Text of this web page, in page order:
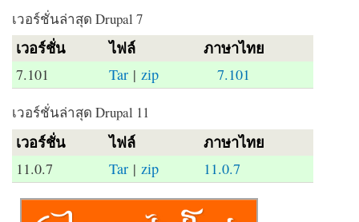
เวอร์ชั่นล่าสุด Drupal 7
เวอร์ชั่น ไฟล์ ภาษาไทย
7.101 Tar |zip 7.101
เวอร์ชั่นล่าสุด Drupal 11
เวอร์ชั่น ไฟล์ ภาษาไทย
11.0.7 Tar | zip 11.0.7